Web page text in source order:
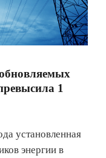
1
установленная
энергии в